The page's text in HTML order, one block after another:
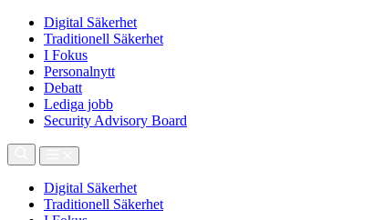
Digital Säkerhet
Traditionell Säkerhet
I Fokus
Personalnytt
Debatt
Lediga jobb
Security Advisory Board
Digital Säkerhet
Traditionell Säkerhet